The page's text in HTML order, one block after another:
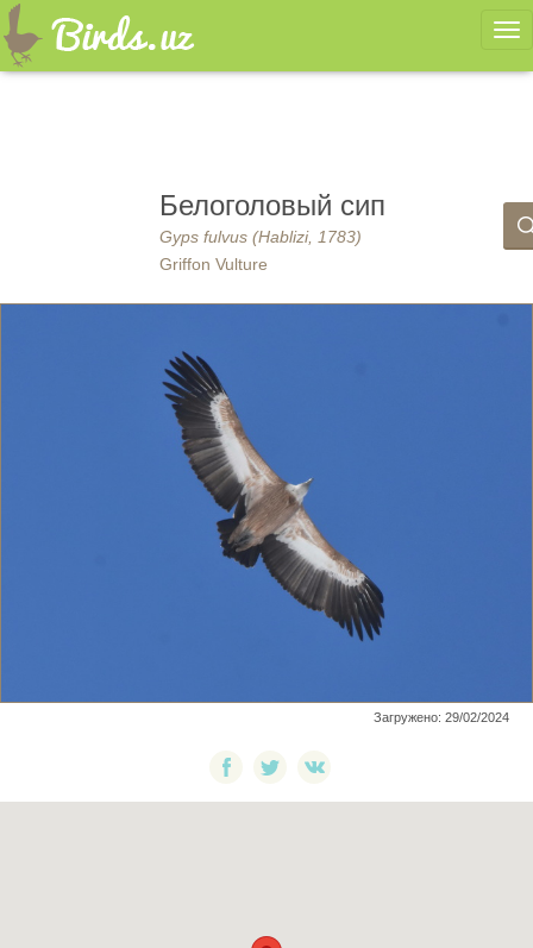
Белоголовый сип
Gyps fulvus (Hablizi, 1783)
Griffon Vulture
Загружено: 29/02/2024